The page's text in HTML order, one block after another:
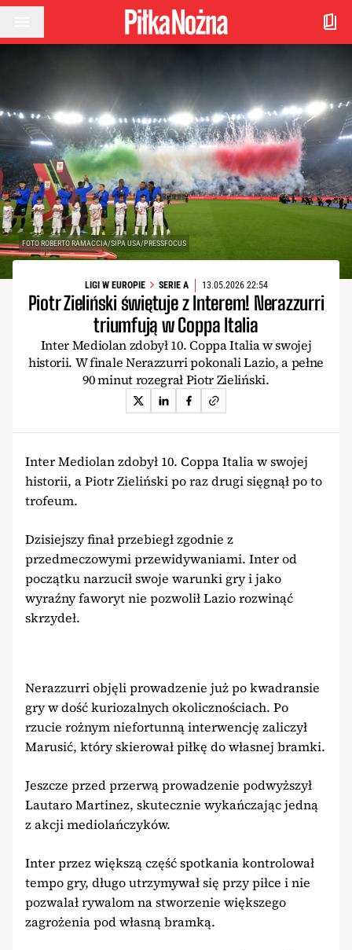
Przejdź do treści
FOTO ROBERTO RAMACCIA/SIPA USA/PRESSFOCUS
LIGI W EUROPIE SERIE A 13.05.2026 22:54
Piotr Zieliński świętuje z Interem! Nerazzurri
triumfują w Coppa Italia
Inter Mediolan zdobył 10. Coppa Italia w swojej
historii. W finale Nerazzurri pokonali Lazio, a pełne
90 minut rozegrał Piotr Zieliński.
Inter Mediolan zdobył 10. Coppa Italia w swojej
historii, a Piotr Zieliński po raz drugi sięgnął po to
trofeum.
Dzisiejszy finał przebiegł zgodnie z
przedmeczowymi przewidywaniami. Inter od
początku narzucił swoje warunki gry i jako
wyraźny faworyt nie pozwolił Lazio rozwinąć
skrzydeł.
Nerazzurri objęli prowadzenie już po kwadransie
gry w dość kuriozalnych okolicznościach. Po
rzucie rożnym niefortunną interwencję zaliczył
Marusić, który skierował piłkę do własnej bramki.
Jeszcze przed przerwą prowadzenie podwyższył
Lautaro Martinez, skutecznie wykańczając jedną
z akcji mediolańczyków.
Inter przez większą część spotkania kontrolował
tempo gry, długo utrzymywał się przy piłce i nie
pozwalał rywalom na stworzenie większego
zagrożenia pod własną bramką.